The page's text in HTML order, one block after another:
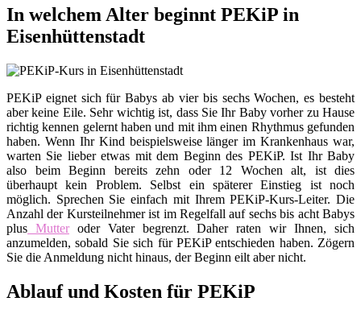
In welchem Alter beginnt PEKiP in
Eisenhüttenstadt
PEKiP eignet sich für Babys ab vier bis sechs Wochen, es besteht
aber keine Eile. Sehr wichtig ist, dass Sie Ihr Baby vorher zu Hause
richtig kennen gelernt haben und mit ihm einen Rhythmus gefunden
haben. Wenn Ihr Kind beispielsweise länger im Krankenhaus war,
warten Sie lieber etwas mit dem Beginn des PEKiP. Ist Ihr Baby
also beim Beginn bereits zehn oder 12 Wochen alt, ist dies
überhaupt kein Problem. Selbst ein späterer Einstieg ist noch
möglich. Sprechen Sie einfach mit Ihrem PEKiP-Kurs-Leiter. Die
Anzahl der Kursteilnehmer ist im Regelfall auf sechs bis acht Babys
plus Mutteroder Vater begrenzt. Daher raten wir Ihnen, sich
anzumelden, sobald Sie sich für PEKiP entschieden haben. Zögern
Sie die Anmeldung nicht hinaus, der Beginn eilt aber nicht.
Ablauf und Kosten für PEKiP